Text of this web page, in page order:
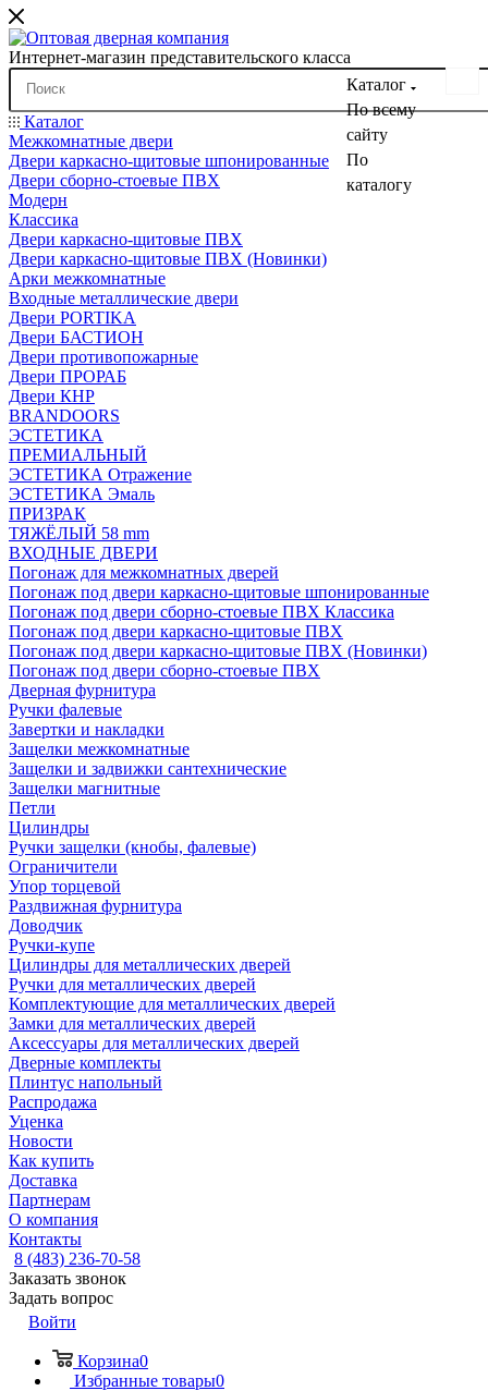
Интернет-магазин представительского класса
Каталог
По всему
сайту
По
каталогу
Каталог
Межкомнатные двери
Двери каркасно-щитовые шпонированные
Двери сборно-стоевые ПВХ
Модерн
Классика
Двери каркасно-щитовые ПВХ
Двери каркасно-щитовые ПВХ (Новинки)
Арки межкомнатные
Входные металлические двери
Двери PORTIKA
Двери БАСТИОН
Двери противопожарные
Двери ПРОРАБ
Двери КНР
BRANDOORS
ЭСТЕТИКА
ПРЕМИАЛЬНЫЙ
ЭСТЕТИКА Отражение
ЭСТЕТИКА Эмаль
ПРИЗРАК
ТЯЖЁЛЫЙ 58 mm
ВХОДНЫЕ ДВЕРИ
Погонаж для межкомнатных дверей
Погонаж под двери каркасно-щитовые шпонированные
Погонаж под двери сборно-стоевые ПВХ Классика
Погонаж под двери каркасно-щитовые ПВХ
Погонаж под двери каркасно-щитовые ПВХ (Новинки)
Погонаж под двери сборно-стоевые ПВХ
Дверная фурнитура
Ручки фалевые
Завертки и накладки
Защелки межкомнатные
Защелки и задвижки сантехнические
Защелки магнитные
Петли
Цилиндры
Ручки защелки (кнобы, фалевые)
Ограничители
Упор торцевой
Раздвижная фурнитура
Доводчик
Ручки-купе
Цилиндры для металлических дверей
Ручки для металлических дверей
Комплектующие для металлических дверей
Замки для металлических дверей
Аксессуары для металлических дверей
Дверные комплекты
Плинтус напольный
Распродажа
Уценка
Новости
Как купить
Доставка
Партнерам
О компания
Контакты
8 (483) 236-70-58
Заказать звонок
Задать вопрос
Войти
Корзина0
Избранные товары0